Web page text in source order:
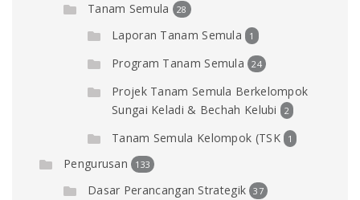
Tanam Semula 28
Laporan Tanam Semula 1
Program Tanam Semula 24
Projek Tanam Semula Berkelompok
Sungai Keladi & Bechah Kelubi
2
Tanam Semula Kelompok (TSK 1
Pengurusan 133
Dasar Perancangan Strategik 37